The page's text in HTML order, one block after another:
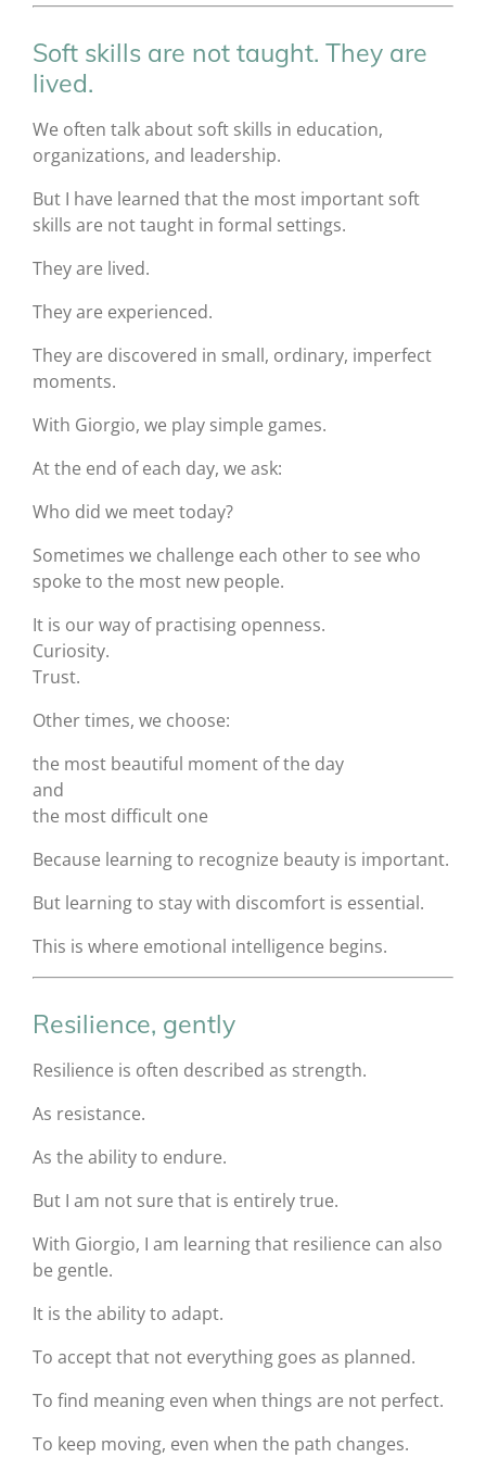
Soft skills are not taught. They are
lived.
We often talk about soft skills in education,
organizations, and leadership.
But I have learned that the most important soft
skills are not taught in formal settings.
They are lived.
They are experienced.
They are discovered in small, ordinary, imperfect
moments.
With Giorgio, we play simple games.
At the end of each day, we ask:
Who did we meet today?
Sometimes we challenge each other to see who
spoke to the most new people.
It is our way of practising openness.
Curiosity.
Trust.
Other times, we choose:
the most beautiful moment of the day
and
the most difficult one
Because learning to recognize beauty is important.
But learning to stay with discomfort is essential.
This is where emotional intelligence begins.
Resilience, gently
Resilience is often described as strength.
As resistance.
As the ability to endure.
But I am not sure that is entirely true.
With Giorgio, I am learning that resilience can also
be gentle.
It is the ability to adapt.
To accept that not everything goes as planned.
To find meaning even when things are not perfect.
To keep moving, even when the path changes.